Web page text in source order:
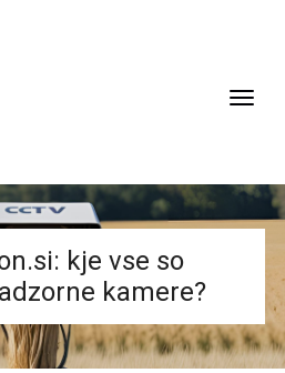
kje vse so
kamere?